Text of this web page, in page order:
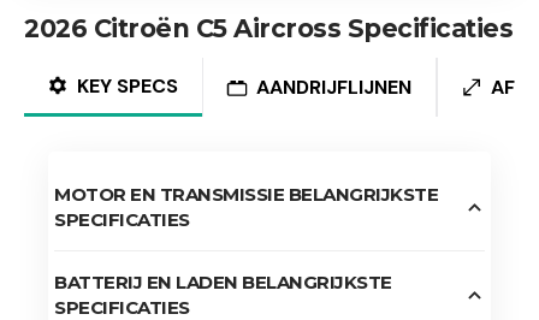
2026 Citroën C5 Aircross Specificaties
KEY SPECS AANDRIJFLIJNEN
MOTOR EN TRANSMISSIE BELANGRIJKSTE
SPECIFICATIES
BATTERIJ EN LADEN BELANGRIJKSTE
SPECIFICATIES